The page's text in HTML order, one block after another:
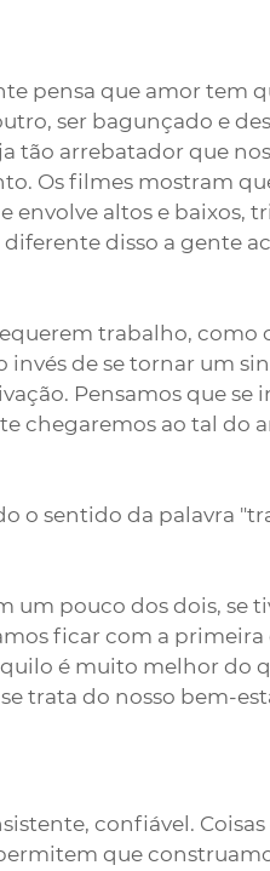
pensa que amor tem
ser bagunçado e
tão arrebatador que
Os filmes mostram
envolve altos e baixos,
disso a gente
trabalho, como
de se tornar um
Pensamos que se
chegaremos ao tal do
o sentido da palavra
pouco dos dois, se
ficar com a primeira
é muito melhor do
trata do nosso bem-
confiável.
que